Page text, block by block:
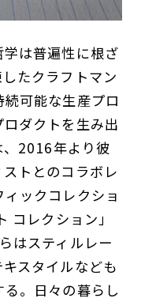
は普遍性に根ざ
たクラフトマン
可能な生産プロ
ダクトを生み出
、2016年より彼
トとのコラボレ
ックコレクショ
コレクション」
はスティルレー
スタイルなども
。日々の暮らし